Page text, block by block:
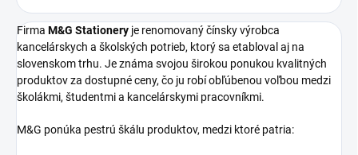
Firma M&G Stationery je renomovaný čínsky výrobca
kancelárskych a školských potrieb, ktorý sa etabloval aj na
slovenskom trhu. Je známa svojou širokou ponukou kvalitných
produktov za dostupné ceny, čo ju robí obľúbenou voľbou medzi
školákmi, študentmi a kancelárskymi pracovníkmi.
M&G ponúka pestrú škálu produktov, medzi ktoré patria: